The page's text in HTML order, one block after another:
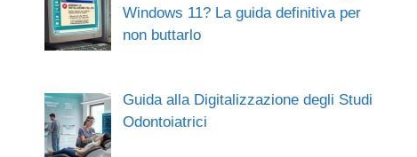
Windows 11? La guida definitiva per
non buttarlo
Guida alla Digitalizzazione degli Studi
Odontoiatrici